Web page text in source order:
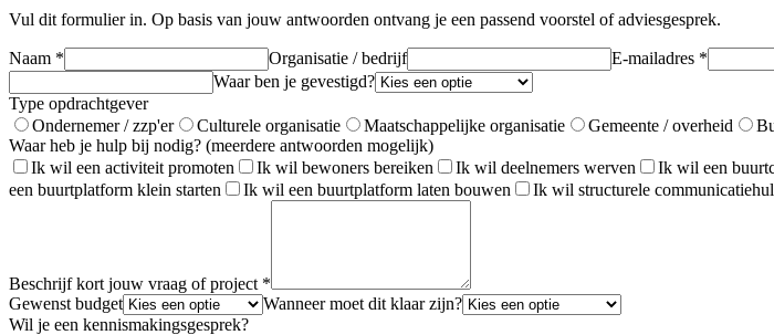
Vul dit formulier in. Op basis van jouw antwoorden ontvang je een passend voorstel of adviesgesprek.
Naam * Organisatie / bedrijf E-mailadres *
Waar ben je gevestigd?
Type opdrachtgever
Ondernemer / zzp'er
Culturele organisatie Maatschappelijke organisatie Gemeente / overheid
Waar heb je hulp bij nodig? (meerdere antwoorden mogelijk)
Ik wil een activiteit promoten
Ik wil bewoners bereiken Ik wil deelnemers werven Ik wil een
een buurtplatform klein starten
Ik wil een buurtplatform laten bouwen Ik wil structurele
Beschrijf kort jouw vraag of project *
Gewenst budget
Wanneer moet dit klaar zijn?
Wil je een kennismakingsgesprek?